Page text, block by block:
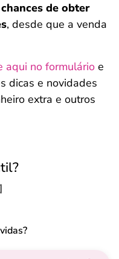
de obter
, desde que a venda
aqui no formulário e
dicas e novidades
extra e outros